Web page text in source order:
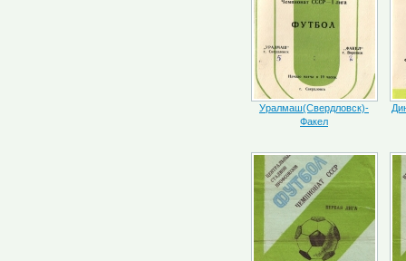
Уралмаш(Свердловск)-
Факел